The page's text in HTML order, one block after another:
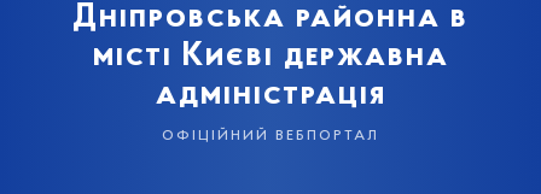
Дніпровська районна в
місті Києві державна
адміністрація
офіційний вебпортал